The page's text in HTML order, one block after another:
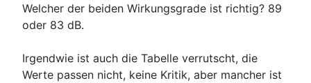
Welcher der beiden Wirkungsgrade ist richtig? 89
oder 83 dB.
Irgendwie ist auch die Tabelle verrutscht, die
Werte passen nicht, keine Kritik, aber mancher ist